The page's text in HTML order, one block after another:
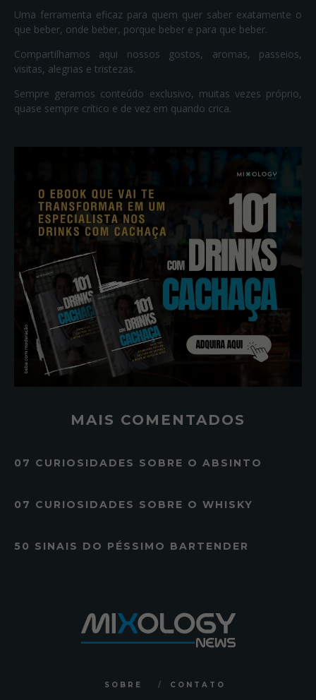
Uma ferramenta eficaz para quem quer saber exatamente o
que beber, onde beber, porque beber e para que beber.
Compartilhamos aqui nossos gostos, aromas, passeios,
visitas, alegrias e tristezas.
Sempre geramos conteúdo exclusivo, muitas vezes próprio,
quase sempre crítico e de vez em quando crica.
MAIS COMENTADOS
07 CURIOSIDADES SOBRE O ABSINTO
07 CURIOSIDADES SOBRE O WHISKY
50 SINAIS DO PÉSSIMO BARTENDER
SOBRE CONTATO